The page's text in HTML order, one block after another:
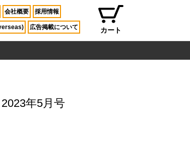
会社概要 採用情報
広告掲載について カート
年5月号